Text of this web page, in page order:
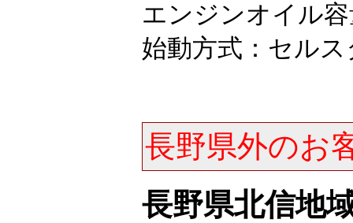
エンジンオイル
始動方式：セル
長野県外のお
長野県北信地